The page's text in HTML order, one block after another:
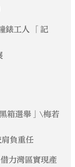
錶工人 「記
箱選舉」\梅若
負重任
力灣區實現產